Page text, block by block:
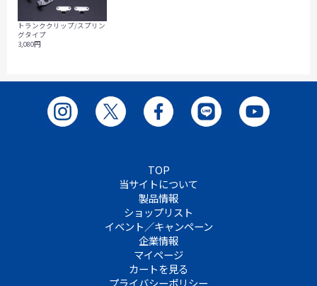
トランククリップ/スプリン
グタイプ
3,080円
TOP
当サイトについて
製品情報
ショップリスト
イベント／キャンペーン
企業情報
マイページ
カートを見る
プライバシーポリシー